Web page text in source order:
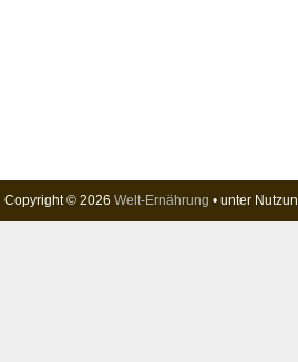
Copyright © 2026 Welt-Ernährung • unter